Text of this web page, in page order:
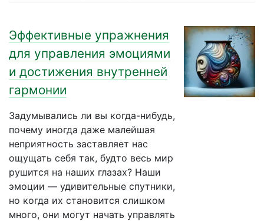
Эффективные упражнения
для управления эмоциями
и достижения внутренней
гармонии
Задумывались ли вы когда-нибудь,
почему иногда даже малейшая
неприятность заставляет нас
ощущать себя так, будто весь мир
рушится на наших глазах? Наши
эмоции — удивительные спутники,
но когда их становится слишком
много, они могут начать управлять